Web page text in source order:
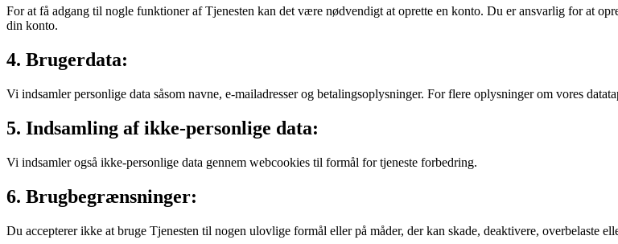
For at få adgang til nogle funktioner af Tjenesten kan det være nødvendigt at oprette en konto. Du er ansvarlig for at
din konto.
4. Brugerdata:
Vi indsamler personlige data såsom navne, e-mailadresser og betalingsoplysninger. For flere oplysninger om vores
5. Indsamling af ikke-personlige data:
Vi indsamler også ikke-personlige data gennem webcookies til formål for tjeneste forbedring.
6. Brugbegrænsninger:
Du accepterer ikke at bruge Tjenesten til nogen ulovlige formål eller på måder, der kan skade, deaktivere, overbelaste